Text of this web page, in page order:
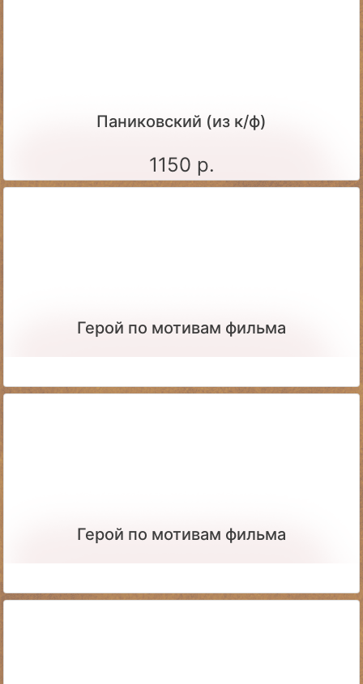
Паниковский (из к/ф)
1150 р.
Герой по мотивам фильма
Герой по мотивам фильма